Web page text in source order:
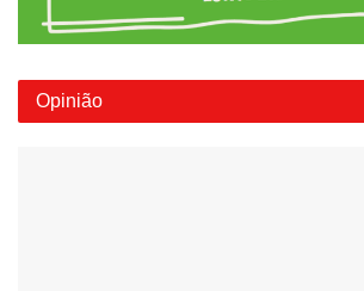
Opinião